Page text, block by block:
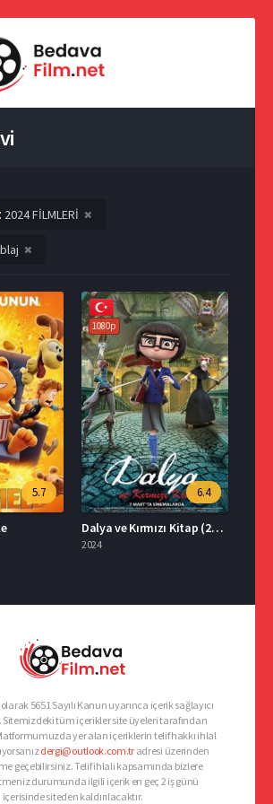
2024 FİLMLERİ
5.7
1080p
6.4
Dalya ve Kırmızı Kitap (2025) Film İzle
2024
5651 Sayılı Kanun uyarınca içerik sağlayıcı
Sitemizdeki tüm içerikler site üyeleri tarafından
yer alan içeriklerin telif hakkı ihlal
dergi@outlook.com.tr adresi üzerinden
geçebilirsiniz. Telif ihlali kapsamında bizlere
durumunda ilgili içerik en geç 2 iş günü
içerisinde siteden kaldırılacaktır.